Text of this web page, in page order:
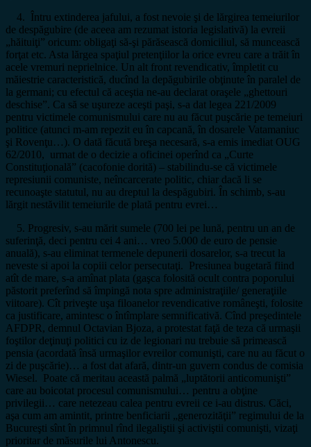
4. Întru extinderea jafului, a fost nevoie şi de lărgirea temeiurilor
de despăgubire (de aceea am rezumat istoria legislativă) la evreii
„hăituiţi” oricum: obligaţi să-şi părăsească domiciliul, să muncească
forţat etc. Asta lărgea spaţiul pretenţiilor la orice evreu care a trăit în
acele vremuri neprielnice. Un alt front revendicativ, împletit cu
măiestrie caracteristică, ducînd la depăgubirile obţinute în paralel de
la germani; cu efectul că aceştia ne-au declarat oraşele „ghettouri
deschise”. Ca să se uşureze aceşti paşi, s-a dat legea 221/2009
pentru victimele comunismului care nu au făcut puşcărie pe temeiuri
politice (atunci m-am repezit eu în capcană, în dosarele Vatamaniuc
şi Rovenţu…). O dată făcută breşa necesară, s-a emis imediat OUG
62/2010, urmat de o decizie a oficinei operînd ca „Curte
Constituţională” (cacofonie dorită) – stabilindu-se că victimele
represiunii comuniste, neîncarcerate politic, chiar dacă li se
recunoaşte statutul, nu au dreptul la despăgubiri. În schimb, s-au
lărgit nestăvilit temeiurile de plată pentru evrei…
5. Progresiv, s-au mărit sumele (700 lei pe lună, pentru un an de
suferinţă, deci pentru cei 4 ani… vreo 5.000 de euro de pensie
anuală), s-au eliminat termenele depunerii dosarelor, s-a trecut la
neveste si apoi la copiii celor persecutaţi. Presiunea bugetară fiind
atît de mare, s-a amînat plata (gaşca folosită ocult contra poporului
păstorit preferînd să împingă nota spre administraţiile/ generaţiile
viitoare). Cît priveşte uşa filoanelor revendicative româneşti, folosite
ca justificare, amintesc o întîmplare semnificativă. Cînd preşedintele
AFDPR, demnul Octavian Bjoza, a protestat faţă de teza că urmaşii
foştilor deţinuţi politici cu iz de legionari nu trebuie să primească
pensia (acordată însă urmaşilor evreilor comunişti, care nu au făcut o
zi de puşcărie)… a fost dat afară, dintr-un guvern condus de comisia
Wiesel. Poate că meritau această palmă „luptătorii anticomunişti”
care au boicotat procesul comunismului… pentru a obţine
privilegii… care netezeau calea pentru evreii ce i-au distrus. Căci,
aşa cum am amintit, printre benficiarii „generozităţii” regimului de la
Bucureşti sînt în primnul rînd ilegaliştii şi activiştii comunişti, vizaţi
prioritar de măsurile lui Antonescu.